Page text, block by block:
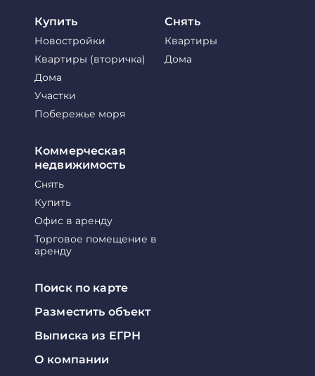
Купить
Новостройки
Квартиры (вторичка)
Дома
Участки
Побережье моря
Снять
Квартиры
Дома
Коммерческая
недвижимость
Снять
Купить
Офис в аренду
Торговое помещение в
аренду
Поиск по карте
Разместить объект
Выписка из ЕГРН
О компании